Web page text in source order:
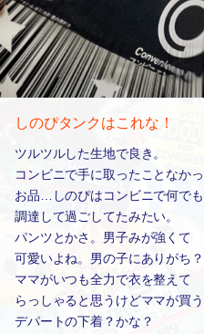
しのぴタンクはこれな！
ツルツルした生地で良き。
コンビニで手に取ったことなか
お品…しのぴはコンビニで何でも
調達して過ごしてたみたい。
パンツとかさ。男子みが強くて
可愛いよね。男の子にありがち？
ママがいつも全力で衣を整えて
らっしゃると思うけどママが買
デパートの下着？かな？